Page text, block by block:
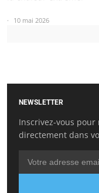
10 mai 2026
NEWSLETTER
Inscrivez-vous
directement dans